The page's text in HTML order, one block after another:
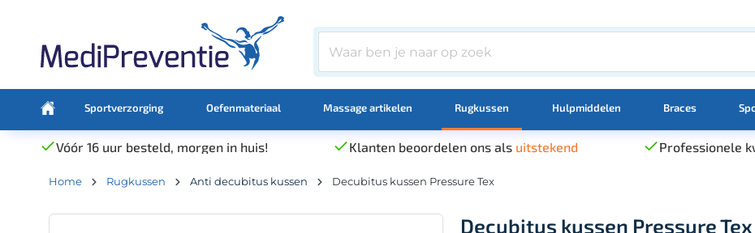
Sportverzorging Oefenmateriaal Massage artikelen Rugkussen Hulpmiddelen Braces
Vóór 16 uur besteld, morgen in huis! Klanten beoordelen ons als uitstekend Professionele
Home Rugkussen Anti decubitus kussen Decubitus kussen Pressure Tex
Decubitus kussen Pressure Tex